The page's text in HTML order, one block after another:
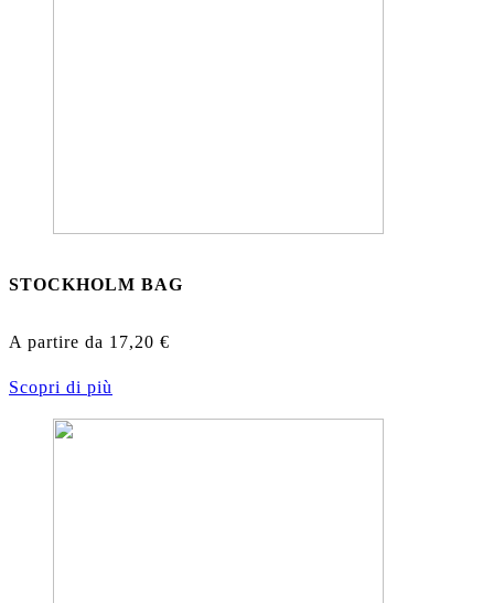
STOCKHOLM BAG
A partire da 17,20 €
Scopri di più